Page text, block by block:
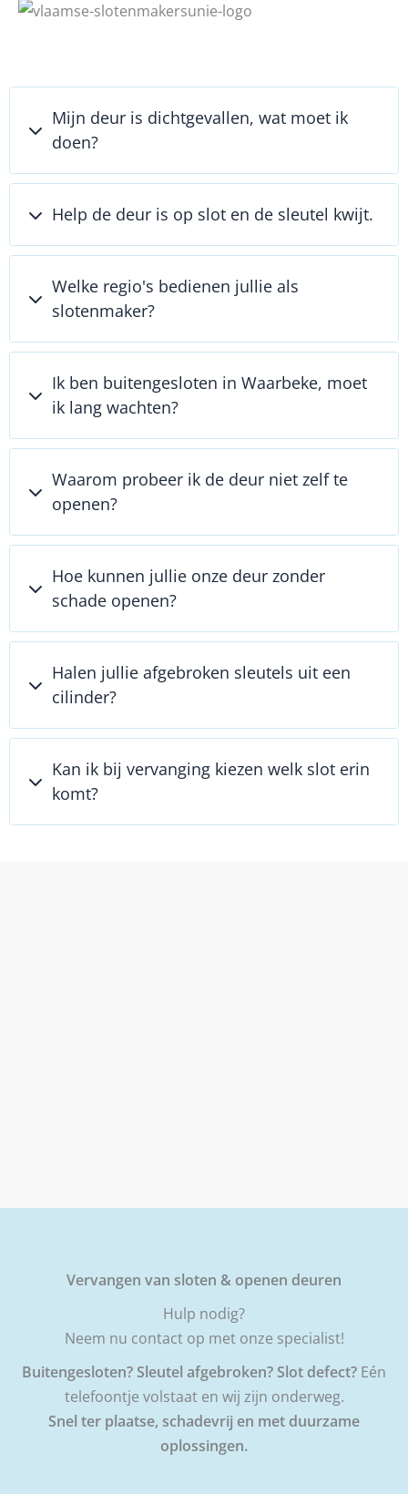
Mijn deur is dichtgevallen, wat moet ik
doen?
Help de deur is op slot en de sleutel kwijt.
Welke regio's bedienen jullie als
slotenmaker?
Ik ben buitengesloten in Waarbeke, moet
ik lang wachten?
Waarom probeer ik de deur niet zelf te
openen?
Hoe kunnen jullie onze deur zonder
schade openen?
Halen jullie afgebroken sleutels uit een
cilinder?
Kan ik bij vervanging kiezen welk slot erin
komt?
Vervangen van sloten & openen deuren
Hulp nodig?
Neem nu contact op met onze specialist!
Buitengesloten? Sleutel afgebroken? Slot defect? Eén
telefoontje volstaat en wij zijn onderweg.
Snel ter plaatse, schadevrij en met duurzame
oplossingen.